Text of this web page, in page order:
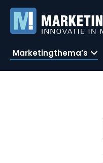
Marketingthema’s